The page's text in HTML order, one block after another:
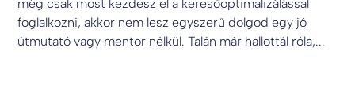
még csak most kezdesz el a keresőoptimalizálással
foglalkozni, akkor nem lesz egyszerű dolgod egy jó
útmutató vagy mentor nélkül. Talán már hallottál róla,...